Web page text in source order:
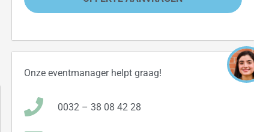
Onze eventmanager helpt graag!
0032 – 38 08 42 28